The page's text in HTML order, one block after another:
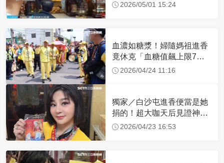
2026/05/01 15:24
血濃如糖漿！婦隨媽祖進香
竟休克「血糖值飆上限7
倍」 醫曝原因
2026/04/24 11:16
獨家／白沙屯進香便當是她
捐的！超大咖天后見證神
蹟 一靠近媽祖就爆哭
2026/04/23 16:53